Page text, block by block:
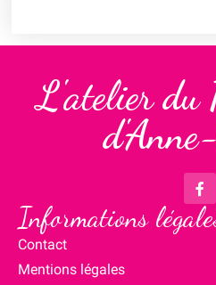
L'atelier du
Informations
Contact
Mentions légales